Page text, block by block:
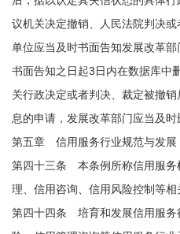
议机关决定撤销、人民法院判决
单位应当及时书面告知发展改革
书面告知之日起3日内在数据库中
关行政决定或者判决、裁定被撤
息的申请，发展改革部门应当及时
第五章 信用服务行业规范与发展
第四十三条 本条例所称信用服务
理、信用咨询、信用风险控制等相
第四十四条 培育和发展信用服务